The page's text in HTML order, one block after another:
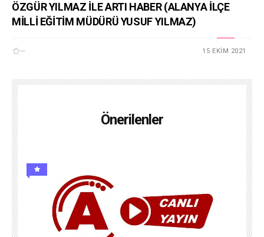
ÖZGÜR YILMAZ İLE ARTI HABER (ALANYA İLÇE
MİLLİ EĞİTİM MÜDÜRÜ YUSUF YILMAZ)
-- 15 EKIM 2021
Önerilenler